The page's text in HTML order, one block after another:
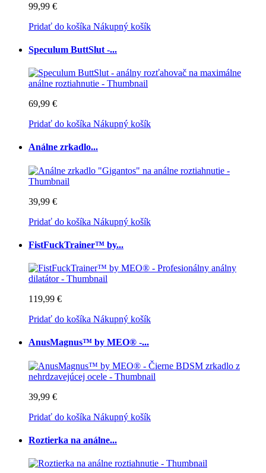
99,99 €
Pridať do košíka Nákupný košík
Speculum ButtSlut -...
69,99 €
Pridať do košíka Nákupný košík
Análne zrkadlo...
39,99 €
Pridať do košíka Nákupný košík
FistFuckTrainer™ by...
119,99 €
Pridať do košíka Nákupný košík
AnusMagnus™ by MEO® -...
39,99 €
Pridať do košíka Nákupný košík
Roztierka na análne...